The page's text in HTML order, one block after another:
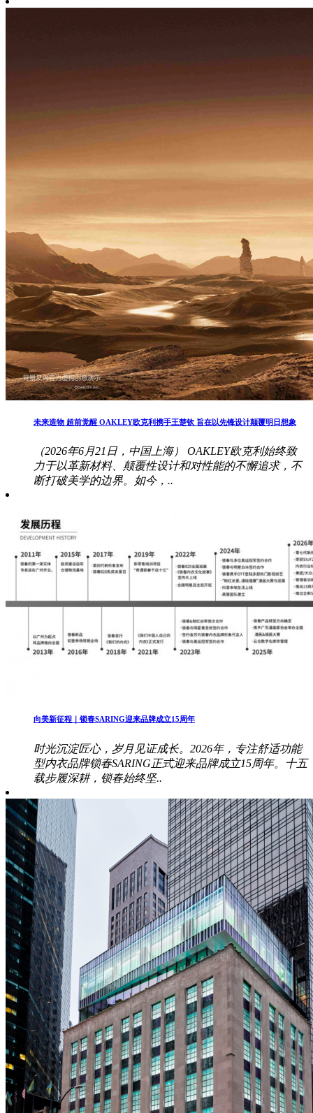
未来造物 超前觉醒 OAKLEY欧克利携手王楚钦 旨在以先锋设计颠覆明日想象
（2026年6月21日，中国上海） OAKLEY欧克利始终致
力于以革新材料、颠覆性设计和对性能的不懈追求，不
断打破美学的边界。如今，..
向美新征程｜锁春SARING迎来品牌成立15周年
时光沉淀匠心，岁月见证成长。2026年，专注舒适功能
型内衣品牌锁春SARING正式迎来品牌成立15周年。十五
载步履深耕，锁春始终坚..